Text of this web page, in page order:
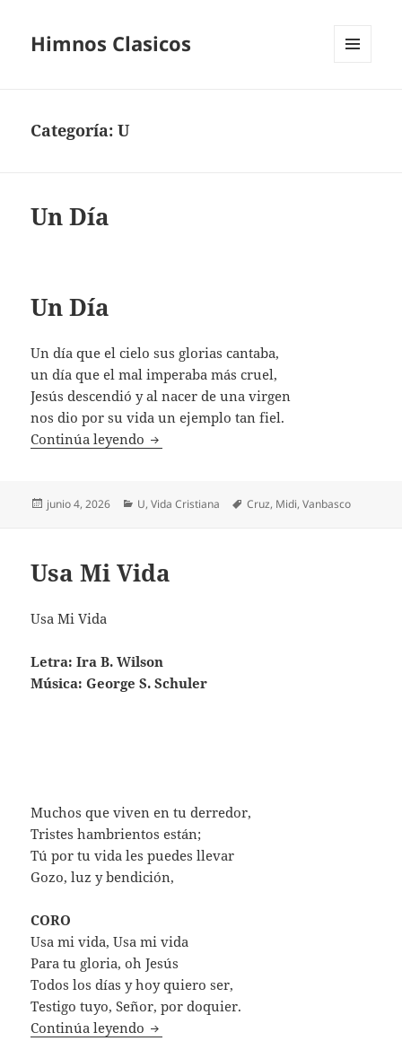
Himnos Clasicos
Categoría:U
Un Día
Un Día
Un día que el cielo sus glorias cantaba,
un día que el mal imperaba más cruel,
Jesús descendió y al nacer de una virgen
nos dio por su vida un ejemplo tan fiel.
Continúa leyendo Un Día
Publicado
junio 4, 2026 Categorías
U,Vida Cristiana Etiquetas
Cruz, Midi,Vanbasco
Usa Mi Vida
Usa Mi Vida
Letra: Ira B. Wilson
Música: George S. Schuler
Muchos que viven en tu derredor,
Tristes hambrientos están;
Tú por tu vida les puedes llevar
Gozo, luz y bendición,
CORO
Usa mi vida, Usa mi vida
Para tu gloria, oh Jesús
Todos los días y hoy quiero ser,
Testigo tuyo, Señor, por doquier.
Continúa leyendo Usa Mi Vida